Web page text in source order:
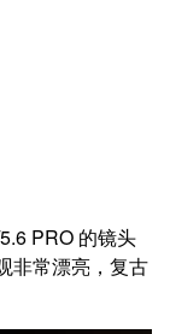
PRO 的镜头
非常漂亮，复古